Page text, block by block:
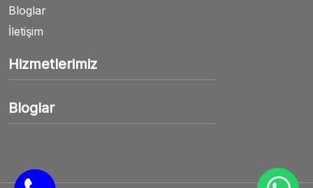
Bloglar
İletişim
Hizmetlerimiz
Bloglar